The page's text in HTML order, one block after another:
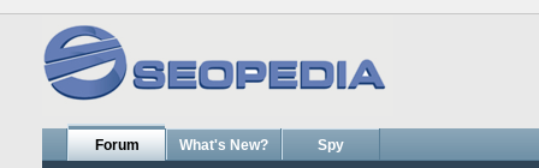
Forum What's New? Spy